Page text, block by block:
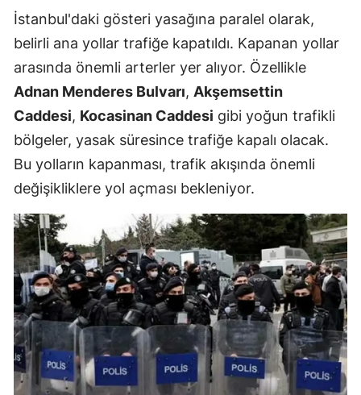
İstanbul'daki gösteri yasağına paralel olarak,
belirli ana yollar trafiğe kapatıldı. Kapanan yollar
arasında önemli arterler yer alıyor. Özellikle
Adnan Menderes Bulvarı, Akşemsettin
Caddesi, Kocasinan Caddesi gibi yoğun trafikli
bölgeler, yasak süresince trafiğe kapalı olacak.
Bu yolların kapanması, trafik akışında önemli
değişikliklere yol açması bekleniyor.